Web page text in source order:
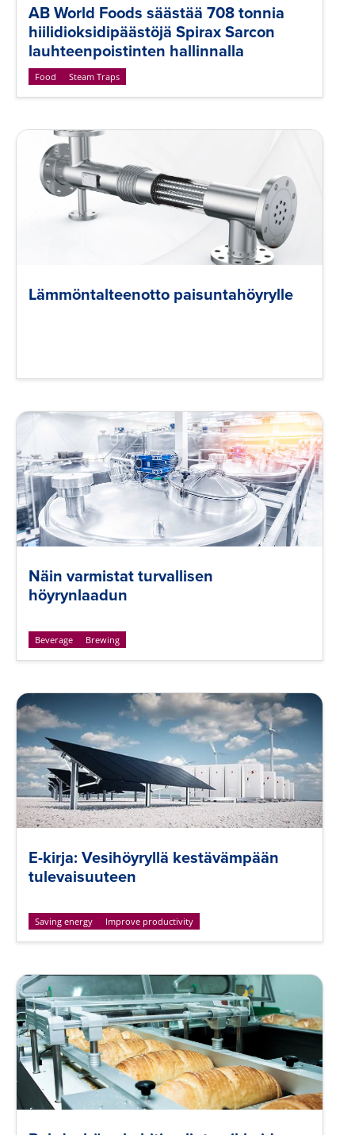
AB World Foods säästää 708 tonnia
hiilidioksidipäästöjä Spirax Sarcon
lauhteenpoistinten hallinnalla
Food Steam Traps
Lämmöntalteenotto paisuntahöyrylle
Näin varmistat turvallisen
höyrynlaadun
Beverage Brewing
E-kirja: Vesihöyryllä kestävämpään
tulevaisuuteen
Saving energy Improve productivity